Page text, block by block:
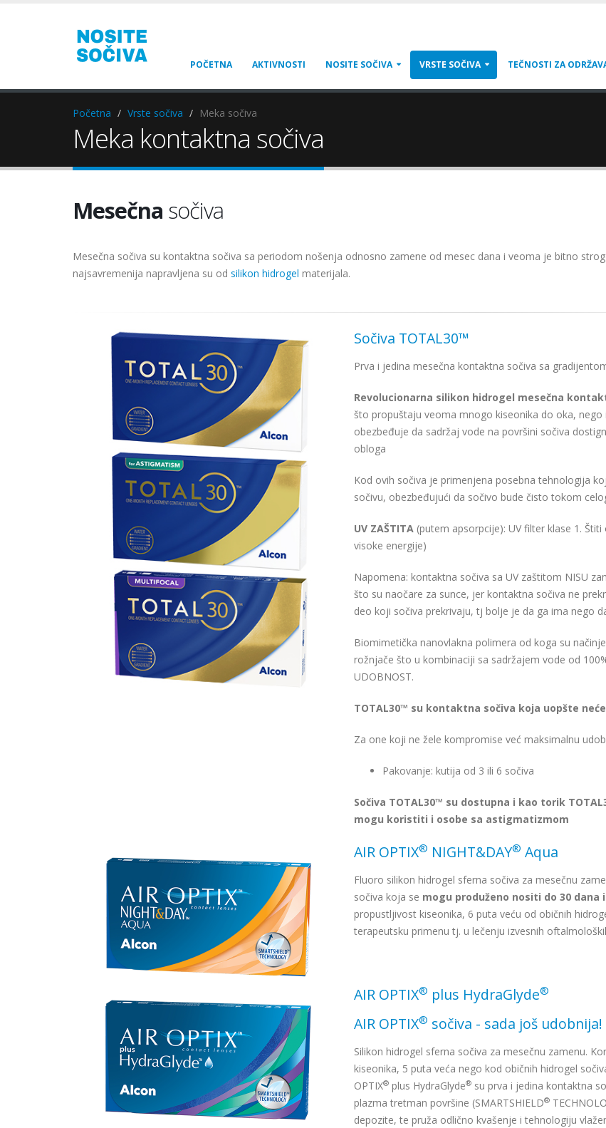
POČETNA AKTIVNOSTI NOSITE SOČIVA VRSTE SOČIVA TEČNOSTI ZA
Početna Vrste sočiva Meka sočiva
Meka kontaktna sočiva
Mesečna sočiva
Mesečna sočiva su kontaktna sočiva sa periodom nošenja odnosno zamene od mesec dana i veoma je bitno
najsavremenija napravljena su od silikon hidrogel materijala.
Sočiva TOTAL30™
Prva i jedina mesečna kontaktna sočiva sa
Revolucionarna silikon hidrogel mesečna
što propuštaju veoma mnogo kiseonika do oka,
obezbeđuje da sadržaj vode na površini sočiva
obloga
Kod ovih sočiva je primenjena posebna tehnologija
sočivu, obezbeđujući da sočivo bude čisto tokom
UV ZAŠTITA (putem apsorpcije): UV filter klase 1.
visoke energije)
Napomena: kontaktna sočiva sa UV zaštitom NISU
što su naočare za sunce, jer kontaktna sočiva ne
deo koji sočiva prekrivaju, tj bolje je da ga ima nego
Biomimetička nanovlakna polimera od koga su
rožnjače što u kombinaciji sa sadržajem vode od
UDOBNOST.
TOTAL30™ su kontaktna sočiva koja uopšte
Za one koji ne žele kompromise već maksimalnu
Pakovanje: kutija od 3 ili 6 sočiva
Sočiva TOTAL30™ su dostupna i kao torik
mogu koristiti i osobe sa astigmatizmom
AIR OPTIX® NIGHT&DAY® Aqua
Fluoro silikon hidrogel sferna sočiva za mesečnu
sočiva koja se mogu produženo nositi do 30 dana
propustljivost kiseonika, 6 puta veću od običnih
terapeutsku primenu tj. u lečenju izvesnih
AIR OPTIX® plus HydraGlyde®
AIR OPTIX® sočiva - sada još udobnija!
Silikon hidrogel sferna sočiva za mesečnu zamenu.
kiseonika, 5 puta veća nego kod običnih hidrogel
OPTIX® plus HydraGlyde® su prva i jedina kontaktna
plazma tretman površine (SMARTSHIELD®
depozite, te pruža odlično kvašenje i tehnologiju